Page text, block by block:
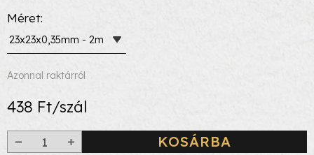
Méret
23x23x0,35mm - 2m
Azonnal raktárról
438 Ft/szál
KOSÁRBA